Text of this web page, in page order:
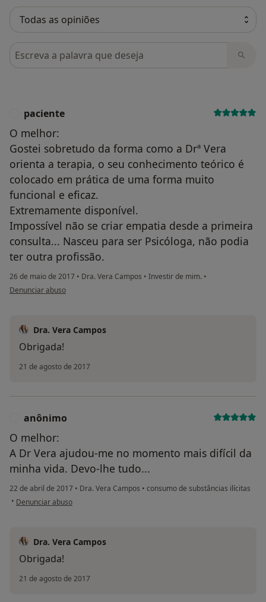
Pesquisar em opiniões
paciente
O melhor:
Gostei sobretudo da forma como a Drª Vera
orienta a terapia, o seu conhecimento teórico é
colocado em prática de uma forma muito
funcional e eficaz.
Extremamente disponível.
Impossível não se criar empatia desde a primeira
consulta... Nasceu para ser Psicóloga, não podia
ter outra profissão.
26 de maio de 2017 • Dra. Vera Campos • Investir de mim. •
na opinião do utilizador paciente
Denunciar abuso
Dra. Vera Campos
Obrigada!
21 de agosto de 2017
anônimo
O melhor:
A Dr Vera ajudou-me no momento mais difícil da
minha vida. Devo-lhe tudo...
22 de abril de 2017 • Dra. Vera Campos • consumo de substâncias ilícitas
• na opinião do utilizador anônimo
Denunciar abuso
Dra. Vera Campos
Obrigada!
21 de agosto de 2017